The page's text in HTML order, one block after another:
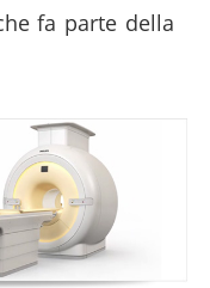
fa parte della